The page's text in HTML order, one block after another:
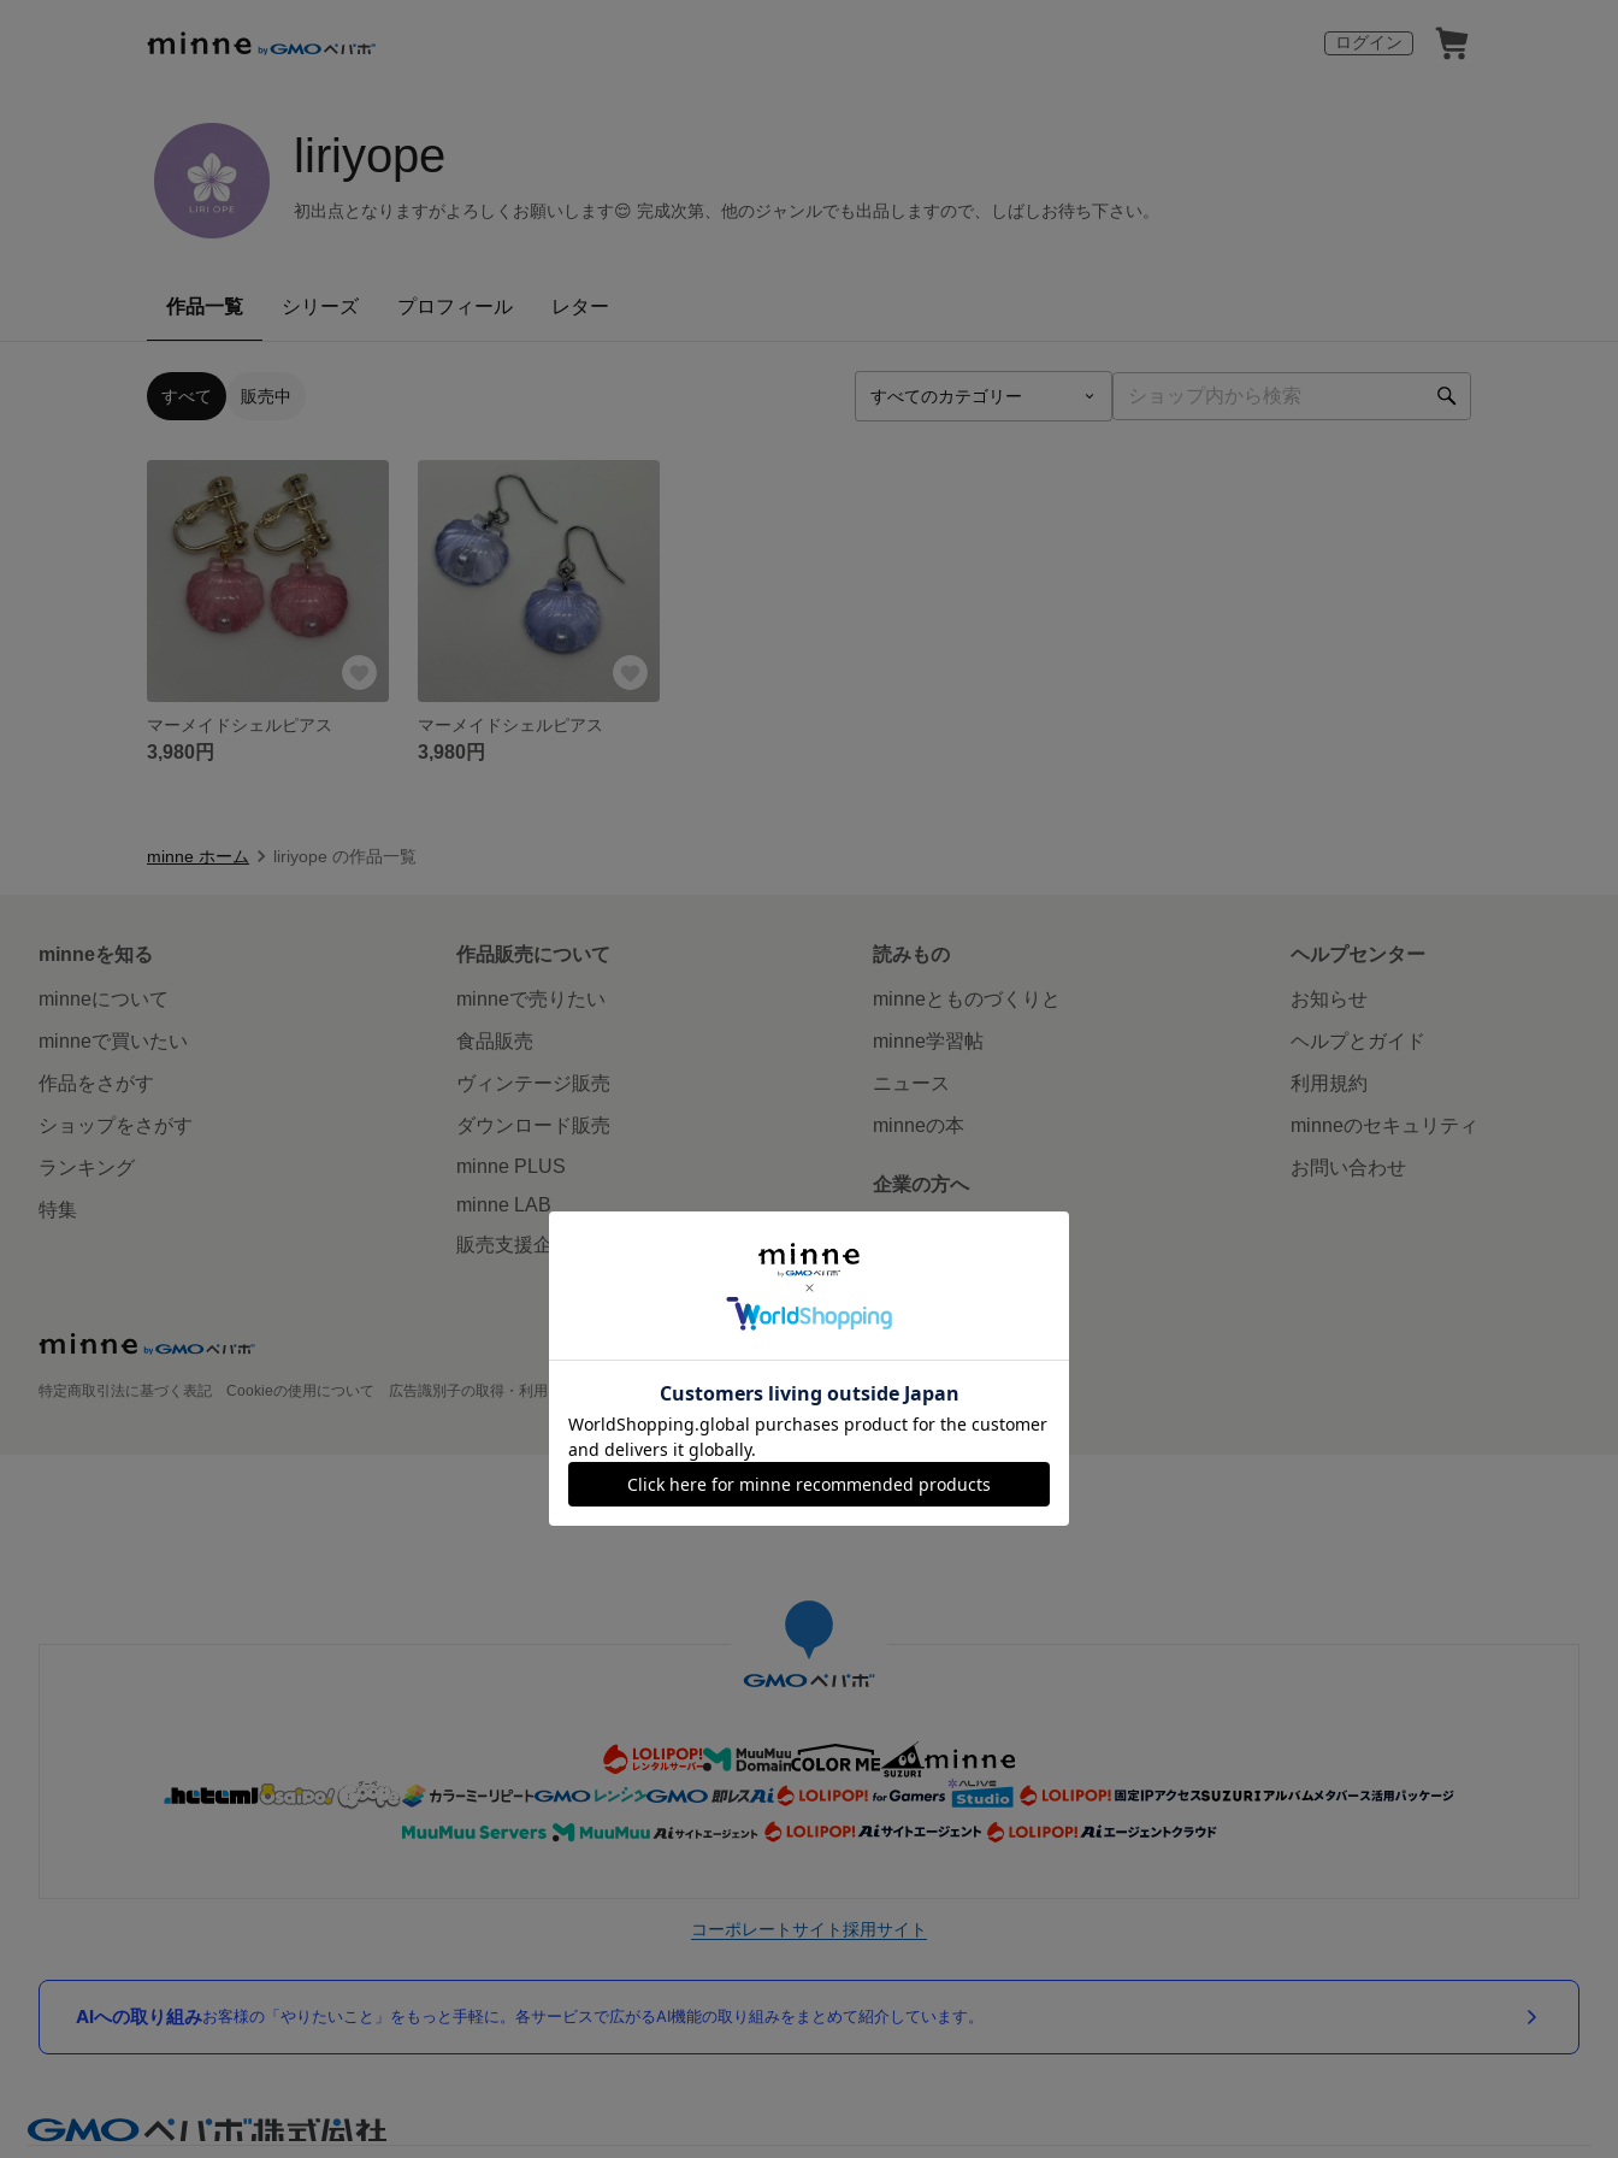
ログイン
liriyope
初出点となりますがよろしくお願いします😌 完成次第、他のジャンルでも出品しますので、しばしお待ち下さい。
作品一覧 シリーズ プロフィール レター
すべて 販売中
マーメイドシェルピアス
3,980円
マーメイドシェルピアス
3,980円
minne ホーム liriyope の作品一覧
minneを知る
minneについて
minneで買いたい
作品をさがす
ショップをさがす
ランキング
特集
作品販売について
minneで売りたい
食品販売
ヴィンテージ販売
ダウンロード販売
minne PLUS
minne LAB
販売支援企画・イベント
読みもの
minneとものづくりと
minne学習帖
ニュース
minneの本
企業の方へ
ヘルプセンター
お知らせ
ヘルプとガイド
利用規約
minneのセキュリティ
お問い合わせ
特定商取引法に基づく表記 Cookieの使用について 広告識別子の取得・利用 プライバシーポリシー 会社概要 採用情報 メディアキット
©GMO Pepabo, Inc. All rights reserved.
コーポレートサイト採用サイト
AIへの取り組みお客様の「やりたいこと」をもっと手軽に。各サービスで広がるAI機能の取り組みをまとめて紹介しています。